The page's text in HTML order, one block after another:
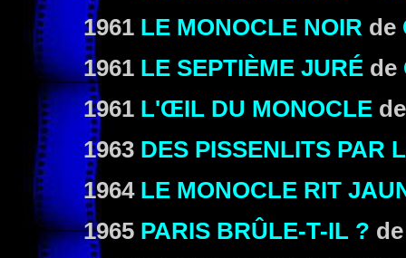
1961 LE MONOCLE NOIR de
1961 LE SEPTIÈME JURÉ de
1961 L'ŒIL DU MONOCLE
1963 DES PISSENLITS PAR
1964 LE MONOCLE RIT
1965 PARIS BRÛLE-T-IL ? de